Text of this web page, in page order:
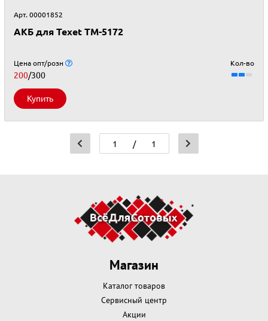
Арт. 00001852
АКБ для Texet TM-5172
Цена опт/розн
200/300
Кол-во
Купить
/ 1
Магазин
Каталог товаров
Сервисный центр
Акции